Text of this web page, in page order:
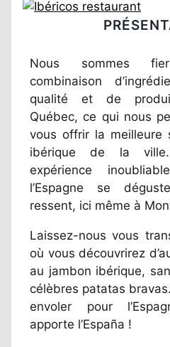
Nous sommes
combinaison
qualité et de
Québec, ce qui nous
vous offrir la meilleure
ibérique de la
expérience
l’Espagne se
ressent, ici même à
Laissez-nous vous
où vous découvrirez
au jambon ibérique,
célèbres patatas
envoler pour
apporte l’España !